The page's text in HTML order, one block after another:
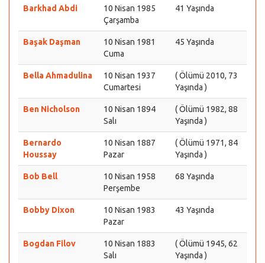
Barkhad Abdi
10 Nisan 1985
Çarşamba
41 Yaşında
Başak Daşman
10 Nisan 1981
Cuma
45 Yaşında
Bella Ahmadulina
10 Nisan 1937
Cumartesi
( Ölümü 2010, 73
Yaşında )
Ben Nicholson
10 Nisan 1894
Salı
( Ölümü 1982, 88
Yaşında )
Bernardo
Houssay
10 Nisan 1887
Pazar
( Ölümü 1971, 84
Yaşında )
Bob Bell
10 Nisan 1958
Perşembe
68 Yaşında
Bobby Dixon
10 Nisan 1983
Pazar
43 Yaşında
Bogdan Filov
10 Nisan 1883
Salı
( Ölümü 1945, 62
Yaşında )